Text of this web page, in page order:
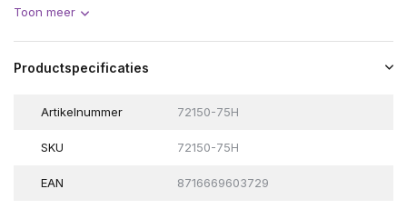
Toon meer
Productspecificaties
Artikelnummer 72150-75H
SKU 72150-75H
EAN 8716669603729